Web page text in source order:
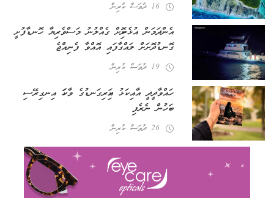
16 ދުވަސް ކުރިން
އެންދަމަން އުޅެނިކޮށް ގެއްލުނު މަސްވެރިޔާ ހޮނޑާފުށީ
ގޮނޑުދޮށަށް ލައްގާފައި އޮއްވާ ފެނިއްޖެ
19 ދުވަސް ކުރިން
ހައްވާދީދީ އާއި ކަޅު އަކިރިގަނޑުގެ ވާހަކަ އިނގިރޭސި
ބަހުން ނެރެފި
26 ދުވަސް ކުރިން